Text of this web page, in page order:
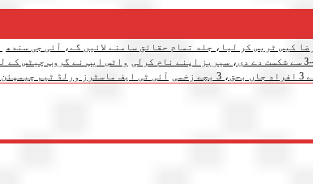
کیس ٹریس کر لیا، جلد تمام حقائق سامنے لائیں گے، آئی جی سندھ
واٹس ایپ نے گروپ چیٹس کے لیے 3 نئے فیچرز متعارف
آئی ٹی ایف ماسٹرز ورلڈ ٹیم چیمپئن شپ: